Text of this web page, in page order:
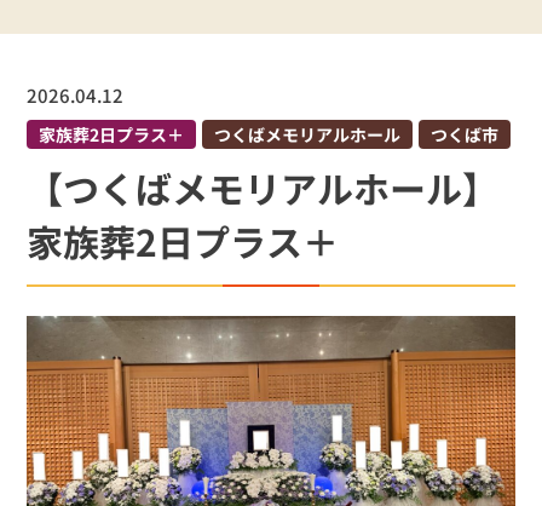
2026.04.12
家族葬2日プラス＋ つくばメモリアルホール つくば市
【つくばメモリアルホール】
家族葬2日プラス＋